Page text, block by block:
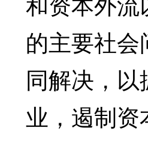
的主要社
同解决，
业，遏制